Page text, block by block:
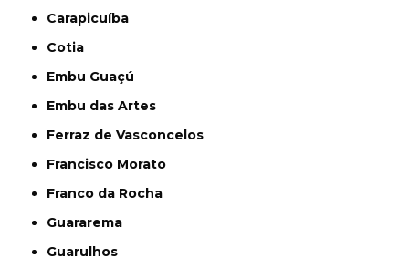
Carapicuíba
Cotia
Embu Guaçú
Embu das Artes
Ferraz de Vasconcelos
Francisco Morato
Franco da Rocha
Guararema
Guarulhos